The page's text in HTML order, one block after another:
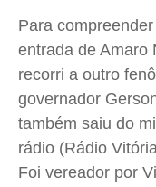
Para
entrada de Amaro
recorri a outro
governador
também saiu do
rádio (Rádio
Foi vereador por